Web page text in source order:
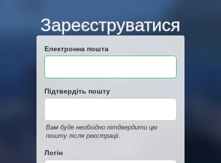
Зареєструватися
Електронна пошта
Підтвердіть пошту
Вам буде необхідно пітдвердити цю
пошту після реєстраціі.
Логін